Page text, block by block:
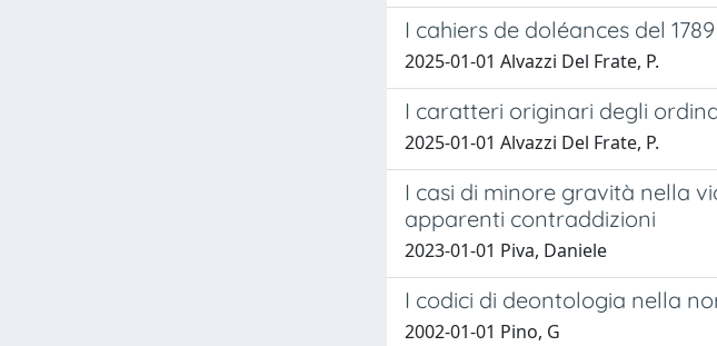
I cahiers de doléances del
2025-01-01 Alvazzi Del Frate, P.
I caratteri originari degli
2025-01-01 Alvazzi Del Frate, P.
I casi di minore gravità nella
apparenti contraddizioni
2023-01-01 Piva, Daniele
I codici di deontologia nella
2002-01-01 Pino, G